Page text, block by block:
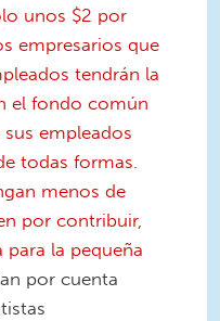
unos $2 por
empresarios que
tendrán la
el fondo común
empleados
todas formas.
menos de
por contribuir,
para la pequeña
por cuenta